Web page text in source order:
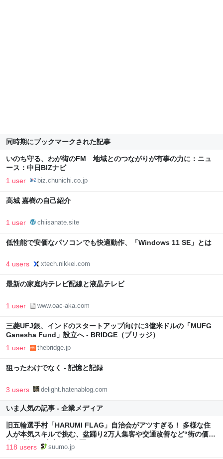
同時期にブックマークされた記事
いのち守る、わが街のFM 地域とのつながりが有事の力に：ニュ
ース：中日BIZナビ
1 user biz.chunichi.co.jp
高城 嘉樹の自己紹介
1 user chiisanate.site
低性能で安価なパソコンでも快適動作、「Windows 11 SE」とは
4 users xtech.nikkei.com
最新の家庭内テレビ配線と液晶テレビ
1 user www.oac-aka.com
三菱UFJ銀、インドのスタートアップ向けに3億米ドルの「MUFG
Ganesha Fund」設立へ - BRIDGE（ブリッジ）
1 user thebridge.jp
狙ったわけでなく - 記憶と記録
3 users delight.hatenablog.com
いま人気の記事 - 企業メディア
旧五輪選手村「HARUMI FLAG」自治会がアツすぎる！ 多様な住
人が本気スキルで挑む、盆踊り2万人集客や交通改善など“街の価値
向上”戦略 東京・中央区
118 users suumo.jp